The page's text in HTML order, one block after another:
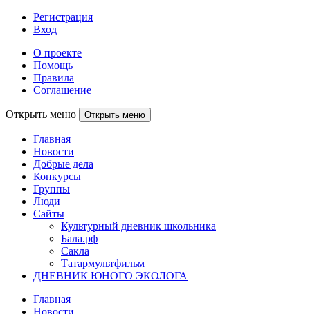
Регистрация
Вход
О проекте
Помощь
Правила
Соглашение
Открыть меню Открыть меню
Главная
Новости
Добрые дела
Конкурсы
Группы
Люди
Сайты
Культурный дневник школьника
Бала.рф
Сакла
Татармультфильм
ДНЕВНИК ЮНОГО ЭКОЛОГА
Главная
Новости